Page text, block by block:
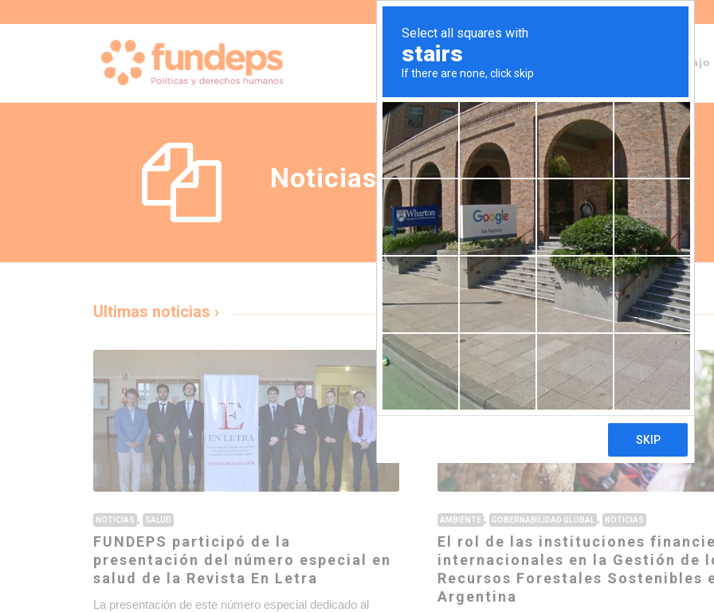
Sobre Fundeps Áreas de trabajo
Noticias
Ultimas noticias ›
NOTICIAS , SALUD
FUNDEPS participó de la
presentación del número especial en
salud de la Revista En Letra
La presentación de este número especial dedicado al
AMBIENTE , GOBERNABILIDAD GLOBAL , NOTICIAS
El rol de las instituciones
internacionales en la Gestión de
Recursos Forestales Sostenibles
Argentina